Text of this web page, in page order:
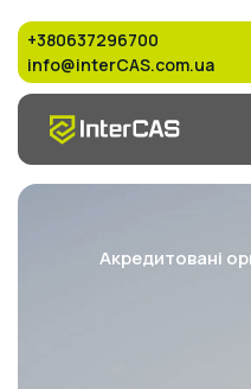
+380637296700
info@interCAS.com.ua